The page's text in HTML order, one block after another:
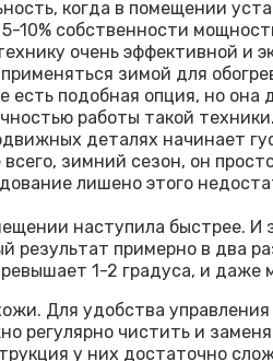
когда в помещении
10% собственности
очень эффективной и
зимой для
подобная опция, но она
работы такой техники.
деталях начинает
зимний сезон, он
лишено этого
наступила быстрее. И
результат примерно в два
1-2 градуса, и даже
Для удобства управления
регулярно чистить и
у них достаточно